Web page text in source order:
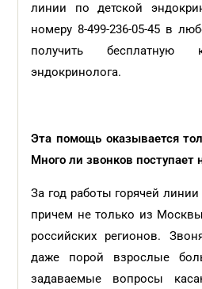
линии по детской
номеру 8-499-236-05-45 в
получить бесплатную
эндокринолога.
Эта помощь оказывается
Много ли звонков поступает
За год работы горячей
причем не только из
российских регионов.
даже порой взрослые
задаваемые вопросы